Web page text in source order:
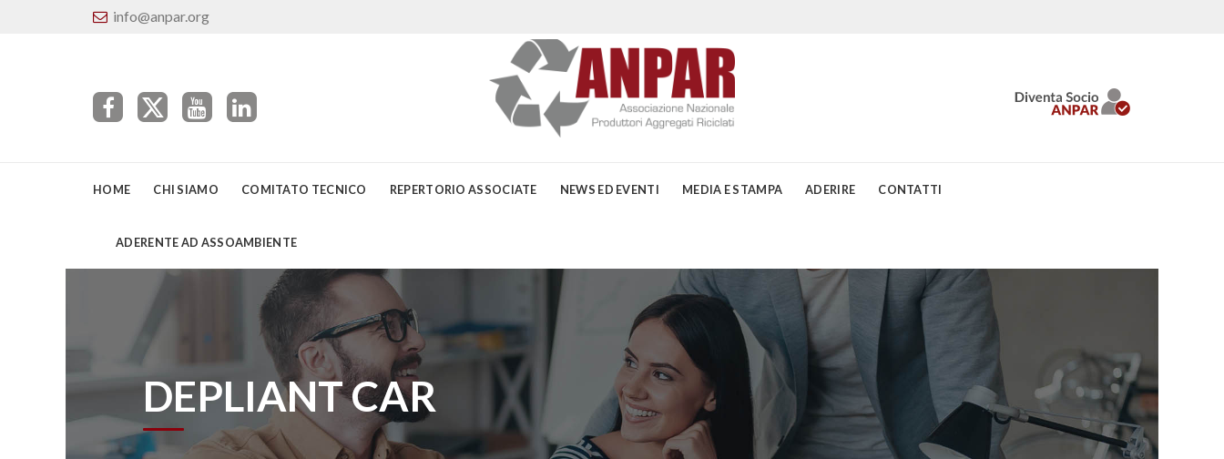
info@anpar.org
HOME CHI SIAMO COMITATO TECNICO REPERTORIO ASSOCIATE NEWS ED EVENTI MEDIA E STAMPA ADERIRE CONTATTI
ADERENTE AD ASSOAMBIENTE
DEPLIANT CAR